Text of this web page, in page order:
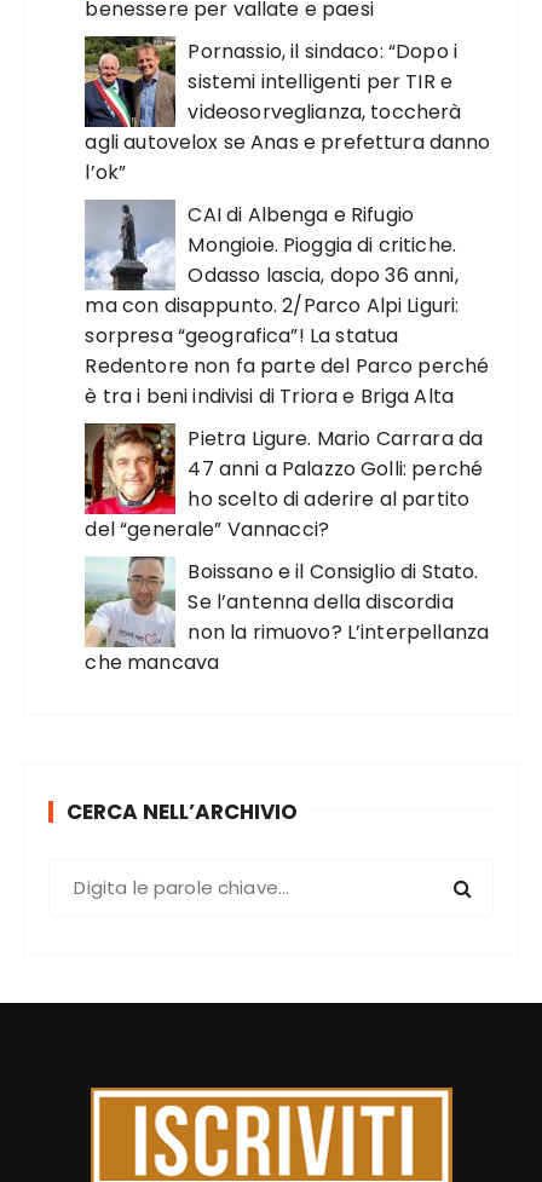
benessere per vallate e paesi
Pornassio, il sindaco: “Dopo i
sistemi intelligenti per TIR e
videosorveglianza, toccherà
agli autovelox se Anas e prefettura danno
l’ok”
CAI di Albenga e Rifugio
Mongioie. Pioggia di critiche.
Odasso lascia, dopo 36 anni,
ma con disappunto. 2/Parco Alpi Liguri:
sorpresa “geografica”! La statua
Redentore non fa parte del Parco perché
è tra i beni indivisi di Triora e Briga Alta
Pietra Ligure. Mario Carrara da
47 anni a Palazzo Golli: perché
ho scelto di aderire al partito
del “generale” Vannacci?
Boissano e il Consiglio di Stato.
Se l’antenna della discordia
non la rimuovo? L’interpellanza
che mancava
CERCA NELL’ARCHIVIO